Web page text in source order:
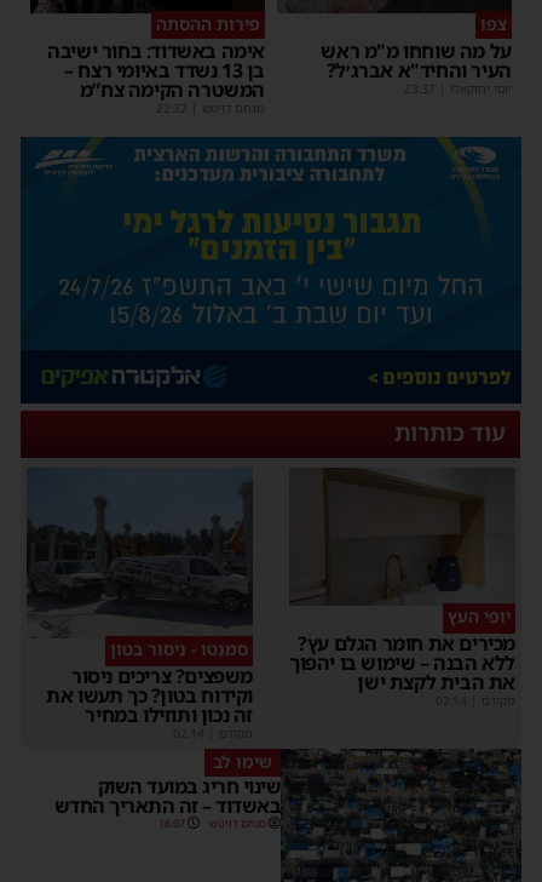
צפו
על מה שוחחו מ"מ ראש
העיר והחיד"א אברג׳ל?
יוסי יחזקאלי 23:37
פירות ההסתה
אימה באשדוד: בחור ישיבה
בן 13 נשדד באיומי רצח –
המשטרה הקימה צח”מ
מנחם דויטש 22:32
עוד כותרות
יופי העץ
מכירים את חומר הגלם עץ?
ללא הבנה – שימוש בו יהפוך
את הבית לקצת ישן
מקודם
סמנטו - ניסור בטון
משפצים? צריכים ניסור
וקידוח בטון? כך תעשו את
זה נכון ותוזילו במחיר
מקודם
שימו לב
שינוי חריג במועד השוק
באשדוד – זה התאריך החדש
מנחם דויטש 16:07